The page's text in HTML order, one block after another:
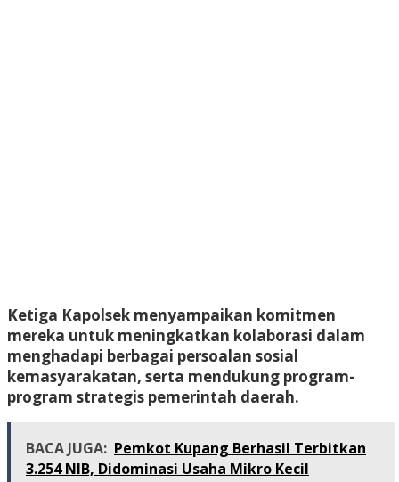
Ketiga Kapolsek menyampaikan komitmen
mereka untuk meningkatkan kolaborasi dalam
menghadapi berbagai persoalan sosial
kemasyarakatan, serta mendukung program-
program strategis pemerintah daerah.
BACA JUGA: Pemkot Kupang Berhasil Terbitkan
3.254 NIB, Didominasi Usaha Mikro Kecil